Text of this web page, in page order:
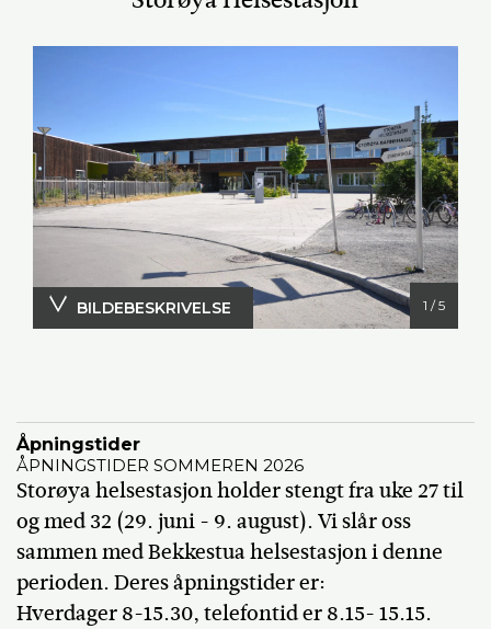
1 / 5
BILDEBESKRIVELSE
Åpningstider
ÅPNINGSTIDER SOMMEREN 2026
Storøya helsestasjon holder stengt fra uke 27 til
og med 32 (29. juni - 9. august). Vi slår oss
sammen med Bekkestua helsestasjon i denne
perioden. Deres åpningstider er:
Hverdager 8-15.30, telefontid er 8.15- 15.15.